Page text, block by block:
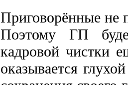
Приговорённые не
Поэтому ГП
кадровой чистки
оказывается